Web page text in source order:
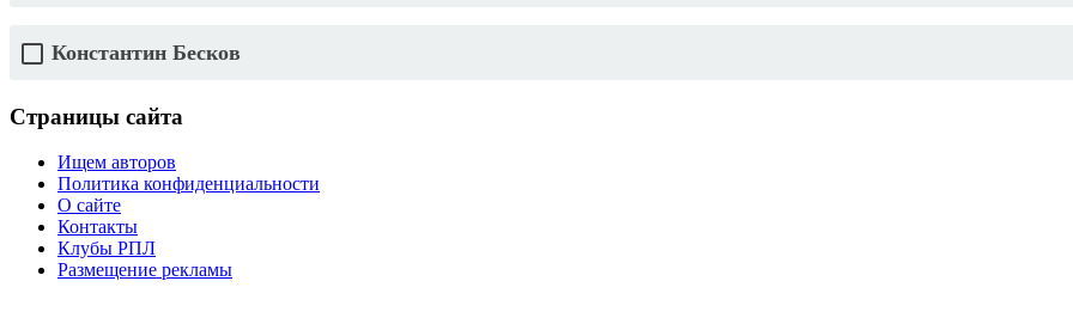
Константин Бесков
Страницы сайта
Ищем авторов
Политика конфиденциальности
О сайте
Контакты
Клубы РПЛ
Размещение рекламы